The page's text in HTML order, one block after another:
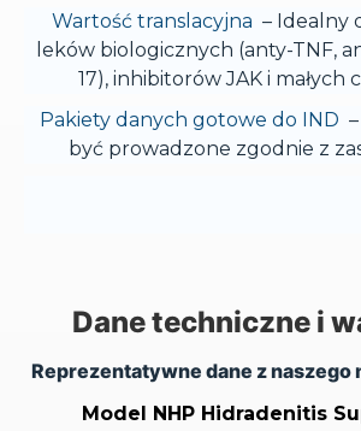
Wartość translacyjna – Idealny
leków biologicznych (anty-TNF,
17), inhibitorów JAK i małych
Pakiety danych gotowe do IND
być prowadzone zgodnie z
Dane techniczne i
Reprezentatywne dane z naszego
Model NHP Hidradenitis